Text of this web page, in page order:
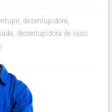
, desentupidora,
, desentupidora de vaso